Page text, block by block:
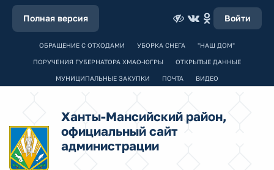
Полная версия Войти
ОБРАЩЕНИЕ С ОТХОДАМИ УБОРКА СНЕГА "НАШ ДОМ"
ПОРУЧЕНИЯ ГУБЕРНАТОРА ХМАО-ЮГРЫ ОТКРЫТЫЕ ДАННЫЕ
МУНИЦИПАЛЬНЫЕ ЗАКУПКИ ПОЧТА ВИДЕО
Ханты-Мансийский район,
официальный сайт
администрации